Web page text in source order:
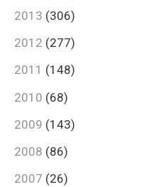
2013 (306)
2012 (277)
2011 (148)
2010 (68)
2009 (143)
2008 (86)
2007 (26)